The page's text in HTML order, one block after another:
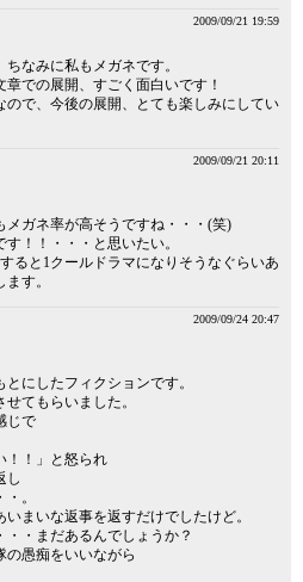
2009/09/21 19:59
なみに私もメガネです。
での展開、すごく面白いです！
ので、今後の展開、とても楽しみにしてい
2009/09/21 20:11
メガネ率が高そうですね・・・(笑)
！！・・・と思いたい。
ると1クールドラマになりそうなぐらいあ
す。
2009/09/24 20:47
にしたフィクションです。
てもらいました。
じで
！！」と怒られ
し
。
まいな返事を返すだけでしたけど。
・まだあるんでしょうか？
の愚痴をいいながら